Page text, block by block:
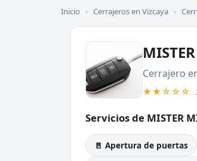
Inicio › Cerrajeros en Vizcaya ›
Cerrajero
★★☆☆☆
Servicios de MISTER
🚪 Apertura de puertas